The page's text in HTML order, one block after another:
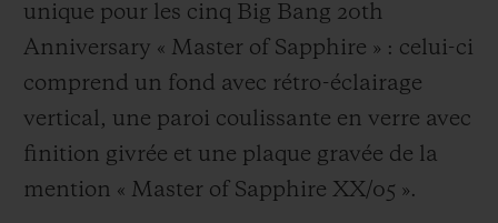
unique pour les cinq Big Bang 20th
Anniversary « Master of Sapphire » : celui-ci
comprend un fond avec rétro-éclairage
vertical, une paroi coulissante en verre avec
finition givrée et une plaque gravée de la
mention « Master of Sapphire XX/05 ».